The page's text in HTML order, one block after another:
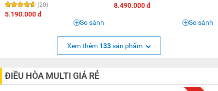
(20)
5.190.000 đ
So sánh
8.490.000 đ
So sánh
Xem thêm 133sản phẩm
ĐIỀU HÒA MULTI GIÁ RẺ